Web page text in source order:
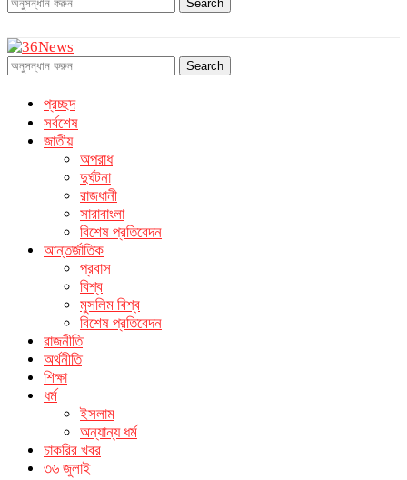
Search
Search
প্রচ্ছদ
সর্বশেষ
জাতীয়
অপরাধ
দুর্ঘটনা
রাজধানী
সারাবাংলা
বিশেষ প্রতিবেদন
আন্তর্জাতিক
প্রবাস
বিশ্ব
মুসলিম বিশ্ব
বিশেষ প্রতিবেদন
রাজনীতি
অর্থনীতি
শিক্ষা
ধর্ম
ইসলাম
অন্যান্য ধর্ম
চাকরির খবর
৩৬ জুলাই